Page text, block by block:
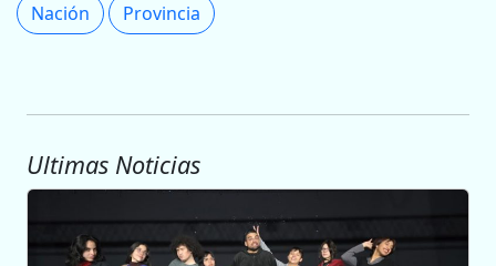
Nación Provincia
Ultimas Noticias